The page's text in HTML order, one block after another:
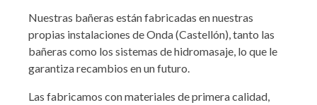
Nuestras bañeras están fabricadas en nuestras
propias instalaciones de Onda (Castellón), tanto las
bañeras como los sistemas de hidromasaje, lo que le
garantiza recambios en un futuro.
Las fabricamos con materiales de primera calidad,